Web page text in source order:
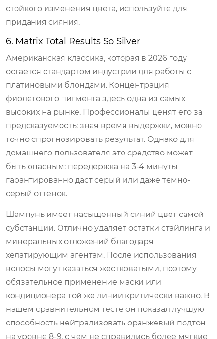
стойкого изменения цвета, используйте для
придания сияния.
6. Matrix Total Results So Silver
Американская классика, которая в 2026 году
остается стандартом индустрии для работы с
платиновыми блондами. Концентрация
фиолетового пигмента здесь одна из самых
высоких на рынке. Профессионалы ценят его за
предсказуемость: зная время выдержки, можно
точно спрогнозировать результат. Однако для
домашнего пользователя это средство может
быть опасным: передержка на 3-4 минуты
гарантированно даст серый или даже темно-
серый оттенок.
Шампунь имеет насыщенный синий цвет самой
субстанции. Отлично удаляет остатки стайлинга и
минеральных отложений благодаря
хелатирующим агентам. После использования
волосы могут казаться жестковатыми, поэтому
обязательное применение маски или
кондиционера той же линии критически важно. В
нашем сравнительном тесте он показал лучшую
способность нейтрализовать оранжевый подтон
на уровне 8-9, с чем не справились более мягкие